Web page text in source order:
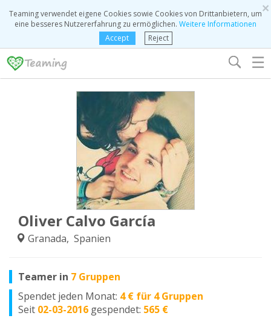
×
Teaming verwendet eigene Cookies sowie Cookies von Drittanbietern, um
eine besseres Nutzererfahrung zu ermöglichen. Weitere Informationen
Accept
Reject
☰
Oliver Calvo García
Granada, Spanien
Teamer in 7 Gruppen
Spendet jeden Monat: 4 € für 4 Gruppen
Seit 02-03-2016 gespendet: 565 €